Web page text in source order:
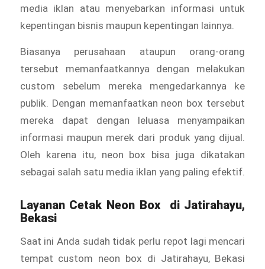
media iklan atau menyebarkan informasi untuk
kepentingan bisnis maupun kepentingan lainnya.
Biasanya perusahaan ataupun orang-orang
tersebut memanfaatkannya dengan melakukan
custom sebelum mereka mengedarkannya ke
publik. Dengan memanfaatkan neon box tersebut
mereka dapat dengan leluasa menyampaikan
informasi maupun merek dari produk yang dijual.
Oleh karena itu, neon box bisa juga dikatakan
sebagai salah satu media iklan yang paling efektif.
Layanan Cetak Neon Box di Jatirahayu,
Bekasi
Saat ini Anda sudah tidak perlu repot lagi mencari
tempat custom neon box di Jatirahayu, Bekasi